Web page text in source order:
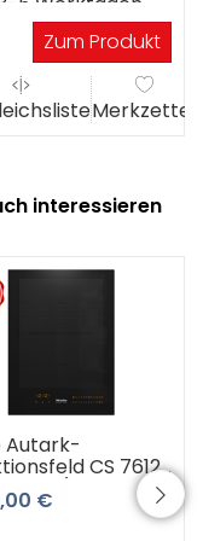
Zum Produkt
Merkzettel
interessieren
Autark-
CS 7612
3 Jahre
€